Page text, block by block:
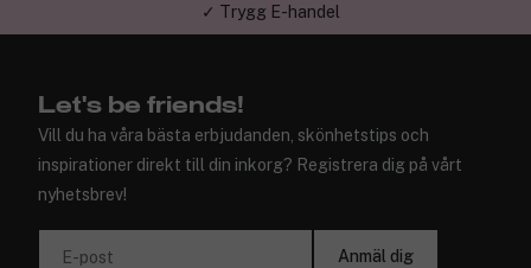
✓ Trygg E-handel
Let's be friends!
Vill du ha våra bästa erbjudanden, skönhetstips och
inspirationer direkt till din inkorg? Registrera dig på vårt
nyhetsbrev!
E-post Anmäl dig